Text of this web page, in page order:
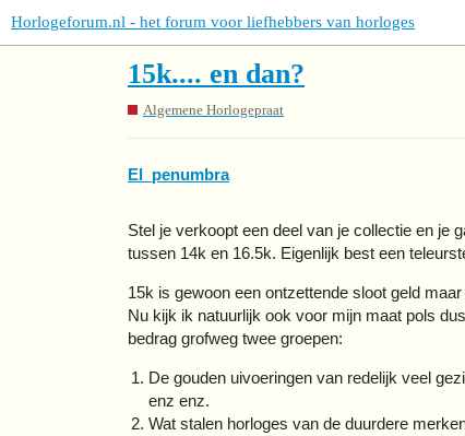
Horlogeforum.nl - het forum voor liefhebbers van horloges
15k.... en dan?
Algemene Horlogepraat
El_penumbra
Stel je verkoopt een deel van je collectie en je
tussen 14k en 16.5k. Eigenlijk best een
15k is gewoon een ontzettende sloot geld
Nu kijk ik natuurlijk ook voor mijn maat pols
bedrag grofweg twee groepen:
De gouden uivoeringen van redelijk veel
enz enz.
Wat stalen horloges van de duurdere